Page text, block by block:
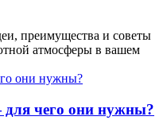
преимущества и советы
атмосферы в вашем
для чего они нужны?